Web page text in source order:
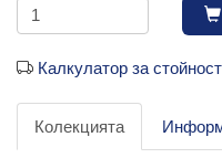
Калкулатор за
Колекцията